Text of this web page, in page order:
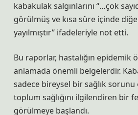
kabakulak salgınlarını “…çok
görülmüş ve kısa süre içinde
yayılmıştır” ifadeleriyle not etti.
Bu raporlar, hastalığın epidemik
anlamada önemli belgelerdir.
sadece bireysel bir sağlık
toplum sağlığını ilgilendiren bir
görülmeye başlandı.